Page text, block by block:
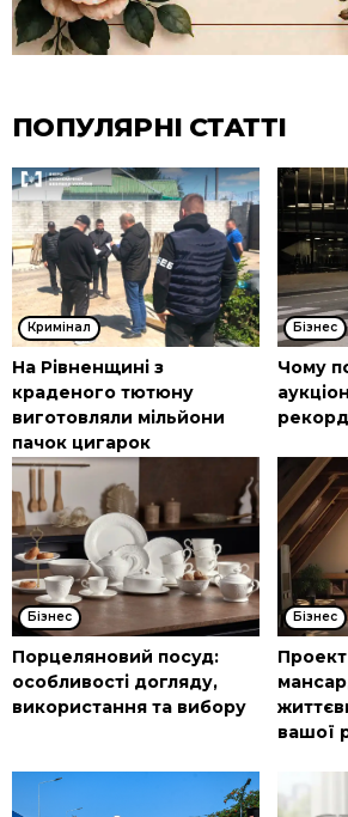
ПОПУЛЯРНІ СТАТТІ
Кримінал
На Рівненщині з
краденого тютюну
виготовляли мільйони
пачок цигарок
Бізнес
Чому
Бізнес
Порцеляновий посуд:
особливості догляду,
використання та вибору
Бізнес
вашої